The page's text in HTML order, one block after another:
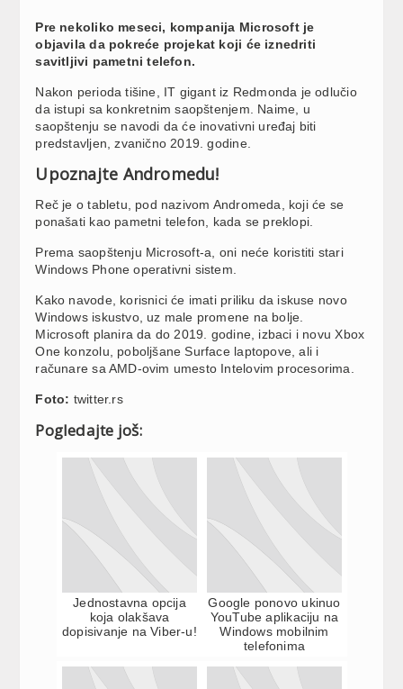
Pre nekoliko meseci, kompanija Microsoft je
objavila da pokreće projekat koji će iznedriti
savitljivi pametni telefon.
Nakon perioda tišine, IT gigant iz Redmonda je odlučio
da istupi sa konkretnim saopštenjem. Naime, u
saopštenju se navodi da će inovativni uređaj biti
predstavljen, zvanično 2019. godine.
Upoznajte Andromedu!
Reč je o tabletu, pod nazivom Andromeda, koji će se
ponašati kao pametni telefon, kada se preklopi.
Prema saopštenju Microsoft-a, oni neće koristiti stari
Windows Phone operativni sistem.
Kako navode, korisnici će imati priliku da iskuse novo
Windows iskustvo, uz male promene na bolje.
Microsoft planira da do 2019. godine, izbaci i novu Xbox
One konzolu, poboljšane Surface laptopove, ali i
računare sa AMD-ovim umesto Intelovim procesorima.
Foto: twitter.rs
Pogledajte još:
Jednostavna opcija
koja olakšava
dopisivanje na Viber-u!
Google ponovo ukinuo
YouTube aplikaciju na
Windows mobilnim
telefonima